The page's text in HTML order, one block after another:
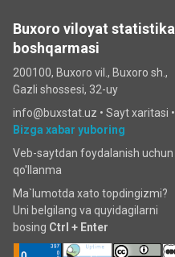
Buxoro viloyat statistika
boshqarmasi
200100, Buxoro vil., Buxoro sh.,
Gazli shossesi, 32-uy
info@buxstat.uz • Sayt xaritasi •
Bizga xabar yuboring
Veb-saytdan foydalanish uchun
qo'llanma
Ma`lumotda xato topdingizmi?
Uni belgilang va quyidagilarni
bosing Ctrl + Enter